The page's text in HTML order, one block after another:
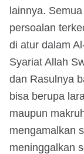
lainnya.
persoalan
di atur dalam
Syariat Allah
dan Rasulnya
bisa berupa
maupun
mengamalkan
meninggalkan